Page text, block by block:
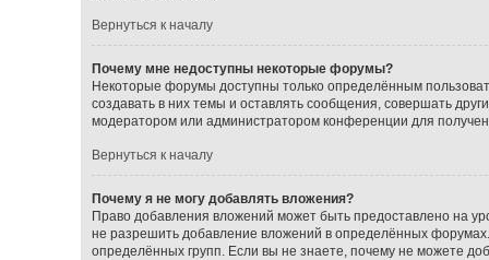
Вернуться к началу
Почему мне недоступны некоторые форумы?
Некоторые форумы доступны только определённым
создавать в них темы и оставлять сообщения, совершать
модератором или администратором конференции для
Вернуться к началу
Почему я не могу добавлять вложения?
Право добавления вложений может быть предоставлено на
не разрешить добавление вложений в определённых
определённых групп. Если вы не знаете, почему не можете